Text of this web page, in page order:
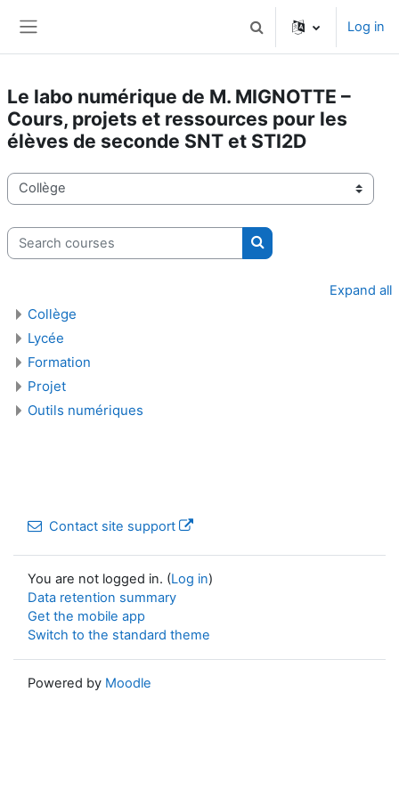
Toggle search input
Log in
Le labo numérique de M. MIGNOTTE –
Cours, projets et ressources pour les
élèves de seconde SNT et STI2D
Course categories
Search courses
Search courses
Expand all
Collège
Lycée
Formation
Projet
Outils numériques
Contact site support
You are not logged in. (Log in)
Data retention summary
Get the mobile app
Switch to the standard theme
Powered by Moodle